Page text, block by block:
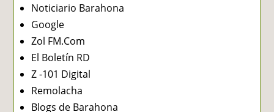
Noticiario Barahona
Google
Zol FM.Com
El Boletín RD
Z -101 Digital
Remolacha
Blogs de Barahona